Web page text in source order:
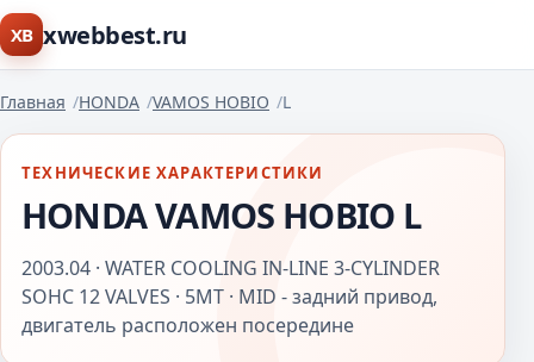
XB xwebbest.ru
Главная HONDA VAMOS HOBIO L
ТЕХНИЧЕСКИЕ ХАРАКТЕРИСТИКИ
HONDA VAMOS HOBIO L
2003.04 · WATER COOLING IN-LINE 3-CYLINDER
SOHC 12 VALVES · 5MT · MID - задний привод,
двигатель расположен посередине